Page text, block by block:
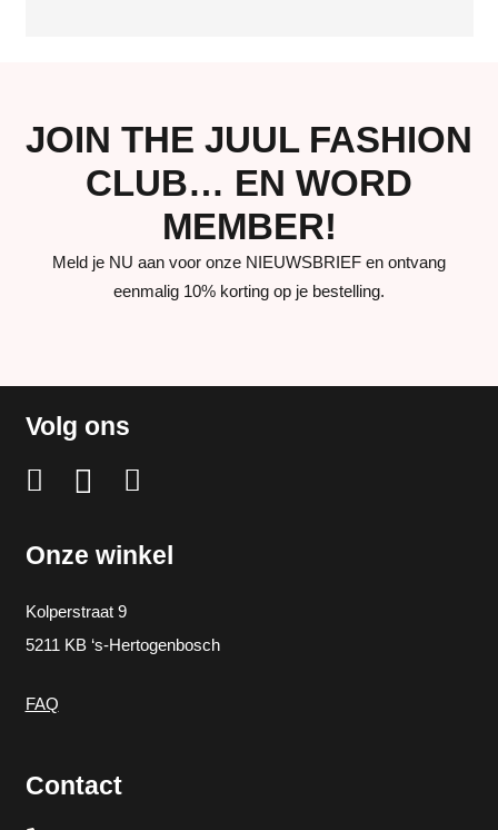
JOIN THE JUUL FASHION
CLUB… EN WORD
MEMBER!
Meld je NU aan voor onze NIEUWSBRIEF en ontvang
eenmalig 10% korting op je bestelling.
Volg ons
Onze winkel
Kolperstraat 9
5211 KB ‘s-Hertogenbosch
FAQ
Contact